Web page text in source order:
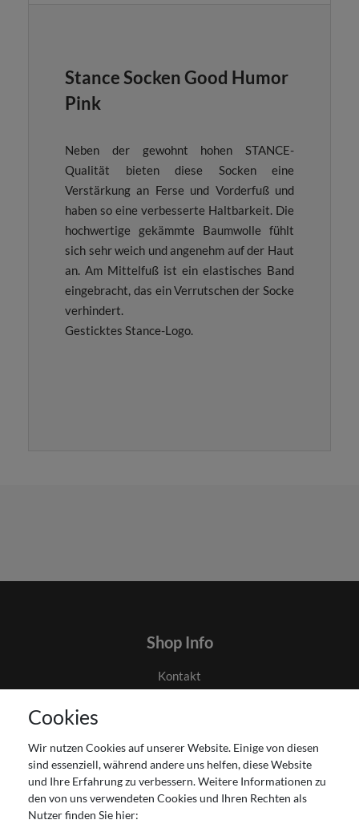
Stance Socken Good Humor
Pink
Neben der gewohnt hohen STANCE-
Qualität bieten diese Socken eine
Verstärkung an Ferse und Vorderfuß und
haben so eine verbesserte Haltbarkeit. Die
hochwertige gekämmte Baumwolle fühlt
sich sehr weich und angenehm auf der Haut
an. Am Mittelfuß ist ein elastisches Band
eingebracht, das ein Verrutschen der Socke
verhindert.
Gesticktes Stance-Logo.
Shop Info
Kontakt
Impressum
Widerrufsrecht
Zahlung und Versand
Cookies
Wir nutzen Cookies auf unserer Website. Einige von diesen
sind essenziell, während andere uns helfen, diese Website
und Ihre Erfahrung zu verbessern. Weitere Informationen zu
den von uns verwendeten Cookies und Ihren Rechten als
Nutzer finden Sie hier: